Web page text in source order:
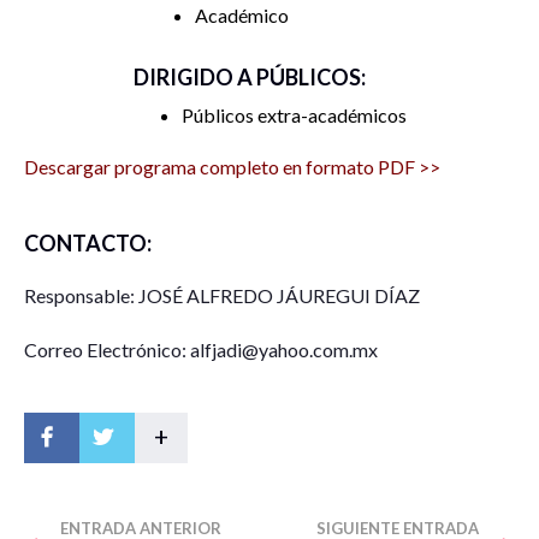
Gestión del Agua Sostenible Aplicada en Tiempos de Crisis
Ingeniería
José Alfredo Jáuregui Díaz / UANL -Instituto de
Investigaciones Sociales –FFyL
Académico
DIRIGIDO A PÚBLICOS:
Públicos extra-académicos
Descargar programa completo en formato PDF >>
CONTACTO:
Responsable: JOSÉ ALFREDO JÁUREGUI DÍAZ
Correo Electrónico: alfjadi@yahoo.com.mx
+
ENTRADA ANTERIOR SIGUIENTE ENTRADA